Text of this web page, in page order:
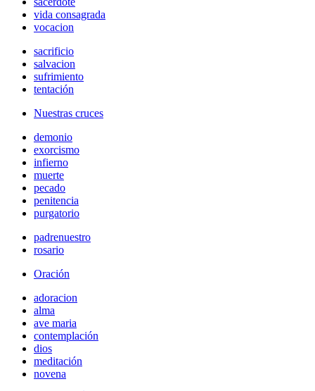
vida consagrada
vocacion
sacrificio
salvacion
sufrimiento
tentación
Nuestras cruces
demonio
exorcismo
infierno
muerte
pecado
penitencia
purgatorio
padrenuestro
rosario
Oración
adoracion
alma
ave maria
contemplación
dios
meditación
novena